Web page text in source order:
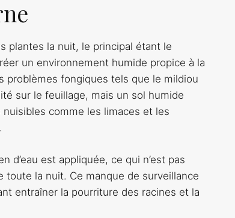
plantes la nuit, le principal étant le
un environnement humide propice à la
problèmes fongiques tels que le mildiou
sur le feuillage, mais un sol humide
comme les limaces et les
est appliquée, ce qui n’est pas
toute la nuit. Ce manque de surveillance
entraîner la pourriture des racines et la